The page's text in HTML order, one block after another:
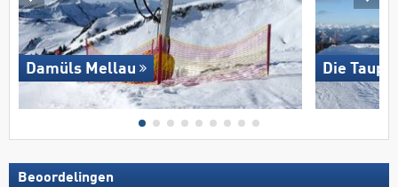
Damüls Mellau Die
Beoordelingen